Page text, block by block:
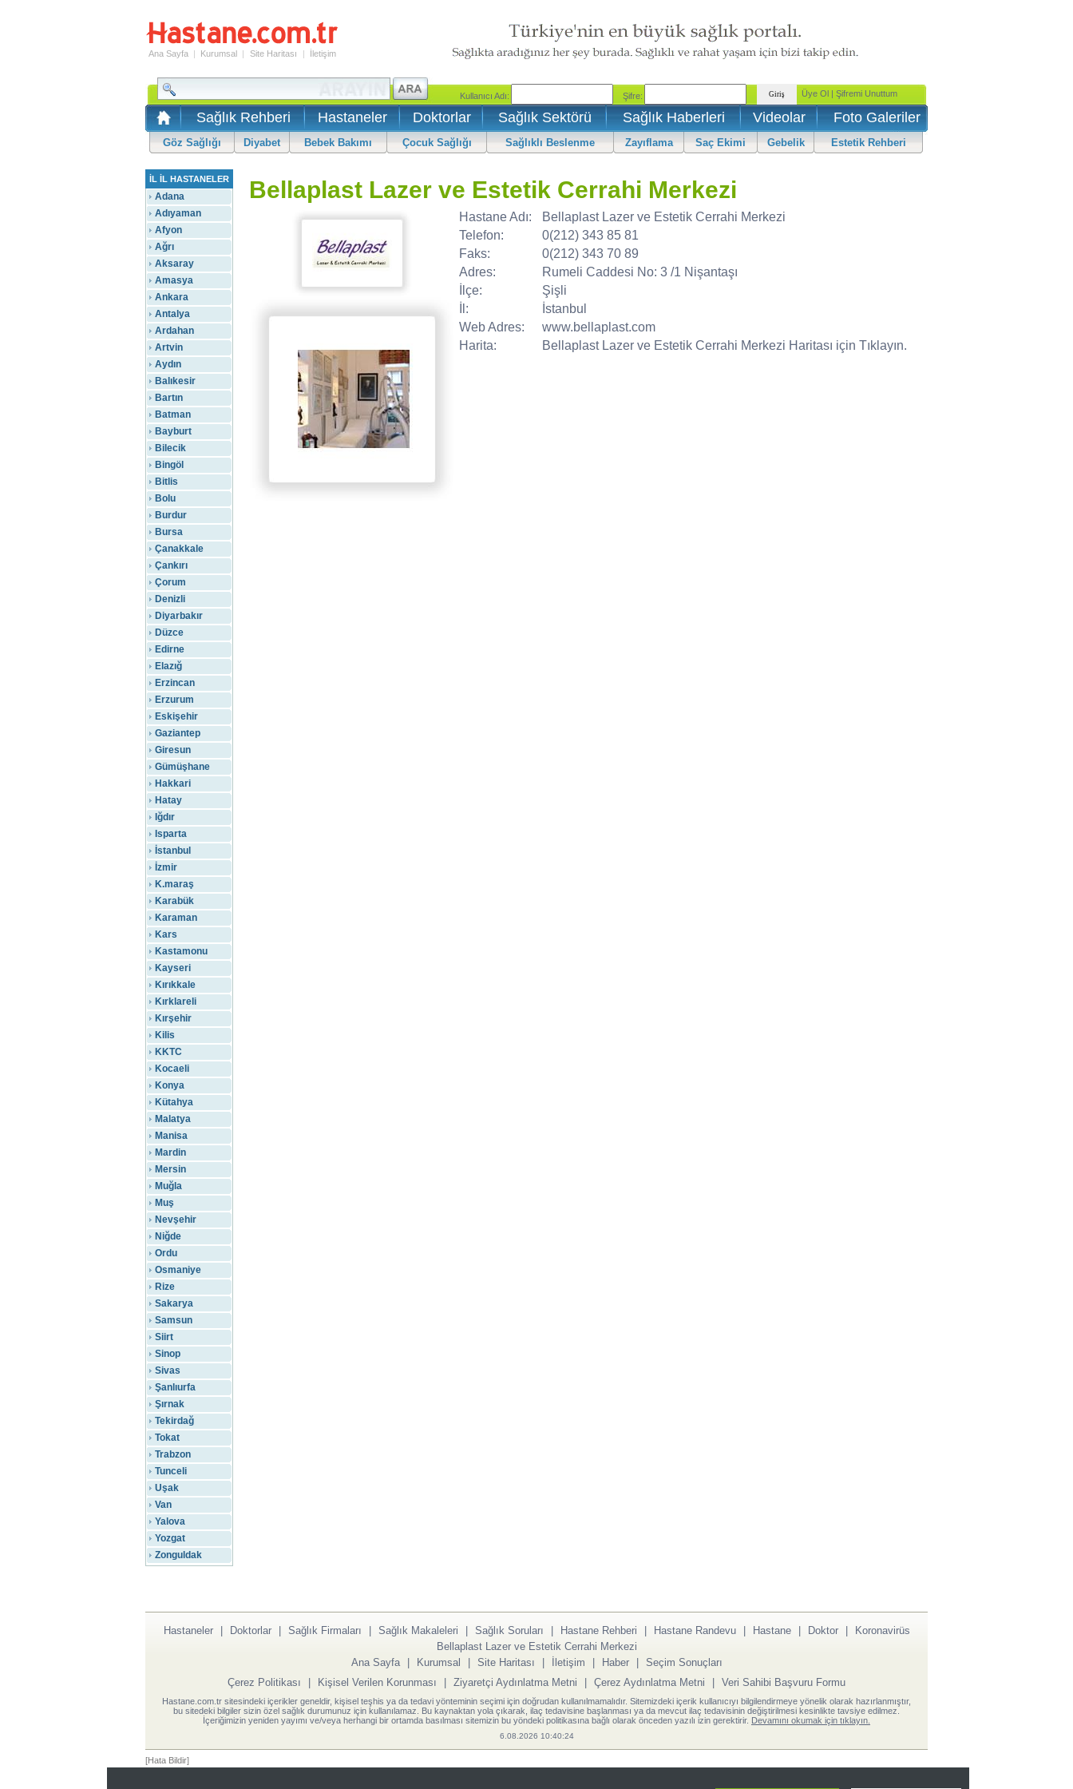
Ana Sayfa | Kurumsal | Site Haritası | İletişim
Sağlık Rehberi Hastaneler Doktorlar Sağlık Sektörü Sağlık Haberleri Videolar Foto Galeriler
Göz Sağlığı Diyabet Bebek Bakımı Çocuk Sağlığı Sağlıklı Beslenme Zayıflama Saç Ekimi Gebelik Estetik Rehberi
İL İL HASTANELER
Adana
Adıyaman
Afyon
Ağrı
Aksaray
Amasya
Ankara
Antalya
Ardahan
Artvin
Aydın
Balıkesir
Bartın
Batman
Bayburt
Bilecik
Bingöl
Bitlis
Bolu
Burdur
Bursa
Çanakkale
Çankırı
Çorum
Denizli
Diyarbakır
Düzce
Edirne
Elazığ
Erzincan
Erzurum
Eskişehir
Gaziantep
Giresun
Gümüşhane
Hakkari
Hatay
Iğdır
Isparta
İstanbul
İzmir
K.maraş
Karabük
Karaman
Kars
Kastamonu
Kayseri
Kırıkkale
Kırklareli
Kırşehir
Kilis
KKTC
Kocaeli
Konya
Kütahya
Malatya
Manisa
Mardin
Mersin
Muğla
Muş
Nevşehir
Niğde
Ordu
Osmaniye
Rize
Sakarya
Samsun
Siirt
Sinop
Sivas
Şanlıurfa
Şırnak
Tekirdağ
Tokat
Trabzon
Tunceli
Uşak
Van
Yalova
Yozgat
Zonguldak
Bellaplast Lazer ve Estetik Cerrahi Merkezi
Hastane Adı:
Bellaplast Lazer ve Estetik Cerrahi Merkezi
Telefon:
0(212) 343 85 81
Faks:
0(212) 343 70 89
Adres:
Rumeli Caddesi No: 3 /1 Nişantaşı
İlçe:
Şişli
İl:
İstanbul
Web Adres:
www.bellaplast.com
Harita:
Bellaplast Lazer ve Estetik Cerrahi Merkezi Haritası için Tıklayın.
Hastaneler | Doktorlar | Sağlık Firmaları | Sağlık Makaleleri | Sağlık Soruları | Hastane Rehberi | Hastane Randevu | Hastane | Doktor |
Koronavirüs
Bellaplast Lazer ve Estetik Cerrahi Merkezi
Ana Sayfa
| Kurumsal | Site Haritası | İletişim | Haber | Seçim Sonuçları
Çerez Politikası
| Kişisel Verilen Korunması | Ziyaretçi Aydınlatma Metni | Çerez Aydınlatma Metni | Veri Sahibi Başvuru Formu
Hastane.com.tr sitesindeki içerikler geneldir, kişisel teşhis ya da tedavi yönteminin seçimi için doğrudan kullanılmamalıdır. Sitemizdeki içerik kullanıcıyı bilgilendirmeye yönelik olarak hazırlanmıştır,
bu sitedeki bilgiler sizin özel sağlık durumunuz için kullanılamaz. Bu kaynaktan yola çıkarak, ilaç tedavisine başlanması ya da mevcut ilaç tedavisinin değiştirilmesi kesinlikte tavsiye edilmez.
İçeriğimizin yeniden yayımı ve/veya herhangi bir ortamda basılması sitemizin bu yöndeki politikasına bağlı olarak önceden yazılı izin gerektirir. Devamını okumak için tıklayın.
6.08.2026 10:40:24
[Hata Bildir]